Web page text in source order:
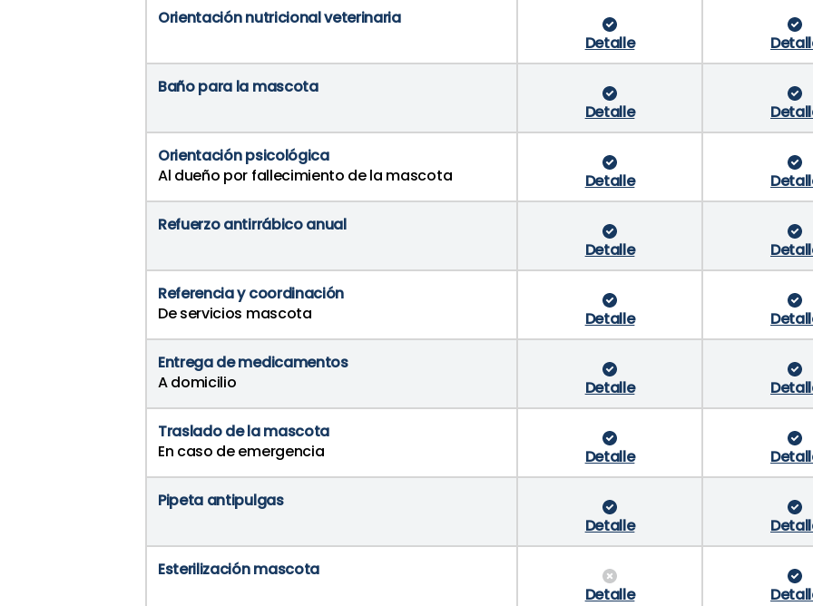
Orientación nutricional veterinaria
Detalle
Baño para la mascota
Detalle
Orientación psicológica
Al dueño por fallecimiento de la mascota
Detalle
Refuerzo antirrábico anual
Detalle
Referencia y coordinación
De servicios mascota
Detalle
Entrega de medicamentos
A domicilio
Detalle
Traslado de la mascota
En caso de emergencia
Detalle
Pipeta antipulgas
Detalle
Esterilización mascota
Detalle